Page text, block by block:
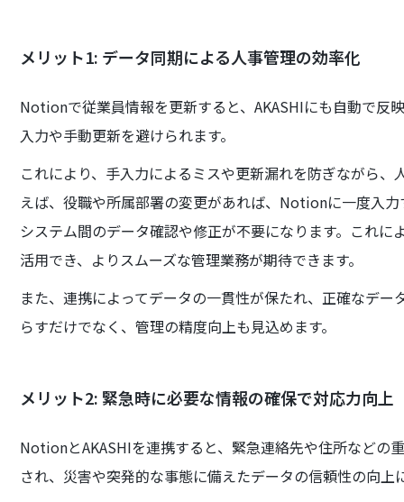
メリット1: データ同期による人事管理の効率化
Notionで従業員情報を更新すると、AKASHIにも自動で反
入力や手動更新を避けられます。
これにより、手入力によるミスや更新漏れを防ぎながら
えば、役職や所属部署の変更があれば、Notionに一度入
システム間のデータ確認や修正が不要になります。これ
活用でき、よりスムーズな管理業務が期待できます。
また、連携によってデータの一貫性が保たれ、正確なデ
らすだけでなく、管理の精度向上も見込めます。
メリット2: 緊急時に必要な情報の確保で対応力向上
NotionとAKASHIを連携すると、緊急連絡先や住所などの
され、災害や突発的な事態に備えたデータの信頼性の向上